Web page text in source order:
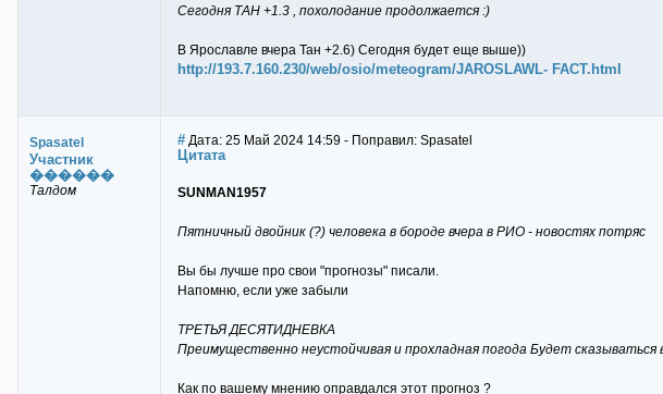
Сегодня ТАН +1.3 , похолодание продолжается :)
В Ярославле вчера Тан +2.6) Сегодня будет еще выше))
http://193.7.160.230/web/osio/meteogram/JAROSLAWL- FACT.html
Spasatel
Участник
������
Талдом
# Дата: 25 Май 2024 14:59 - Поправил: Spasatel
Цитата
SUNMAN1957
Пятничный двойник (?) человека в бороде вчера в РИО - новостях потряс
Вы бы лучше про свои "прогнозы" писали.
Напомню, если уже забыли
ТРЕТЬЯ ДЕСЯТИДНЕВКА
Преимущественно неустойчивая и прохладная погода Будет сказываться
Как по вашему мнению оправдался этот прогноз ?